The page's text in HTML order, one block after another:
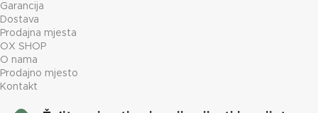
Garancija
Dostava
Prodajna mjesta
OX SHOP
O nama
Prodajno mjesto
Kontakt